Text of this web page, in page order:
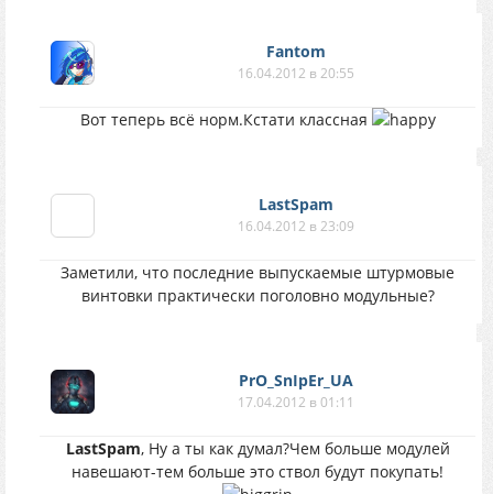
Fantom
16.04.2012 в 20:55
Вот теперь всё норм.Кстати классная
LastSpam
16.04.2012 в 23:09
Заметили, что последние выпускаемые штурмовые
винтовки практически поголовно модульные?
PrO_SnIpEr_UA
17.04.2012 в 01:11
LastSpam, Ну а ты как думал?Чем больше модулей
навешают-тем больше это ствол будут покупать!